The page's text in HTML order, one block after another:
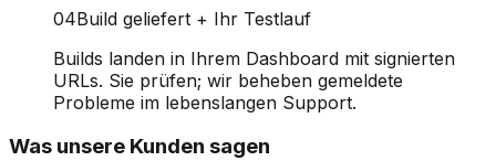
04Build geliefert + Ihr Testlauf
Builds landen in Ihrem Dashboard mit signierten
URLs. Sie prüfen; wir beheben gemeldete
Probleme im lebenslangen Support.
Was unsere Kunden sagen